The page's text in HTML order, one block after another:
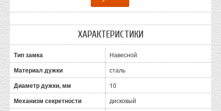
ХАРАКТЕРИСТИКИ
Тип замка Навесной
Материал дужки сталь
Диаметр дужки, мм 10
Механизм секретности дисковый